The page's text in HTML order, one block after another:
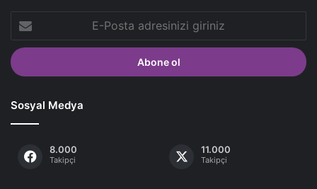
Posta
adresinizi
giriniz
Sosyal Medya
8.000
Takipçi
11.000
Takipçi